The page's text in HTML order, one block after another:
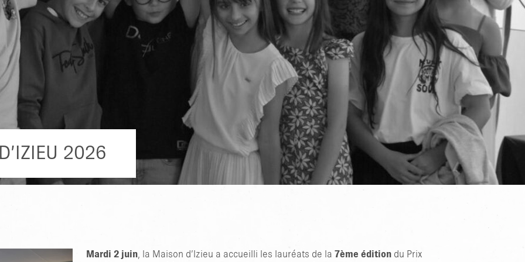
en
?
de
2026
Mardi 2 juin, la Maison d’Izieu a accueilli les lauréats de la 7ème édition du Prix